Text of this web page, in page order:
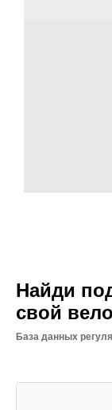
Найди
свой
База данных